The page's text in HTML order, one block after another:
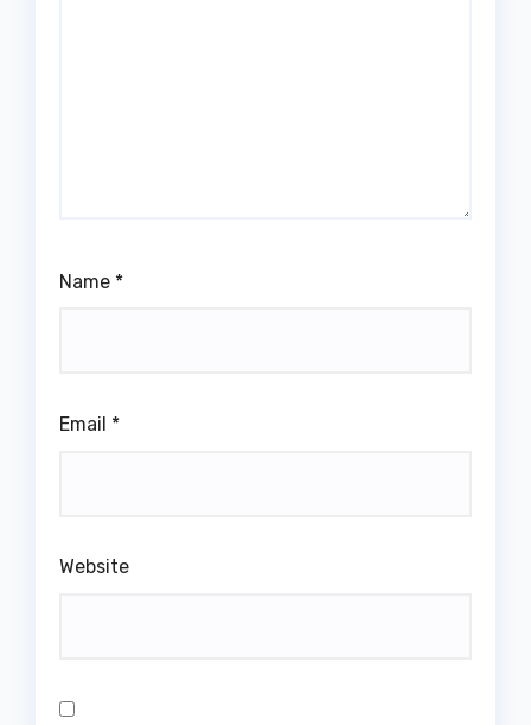
Name *
Email *
Website